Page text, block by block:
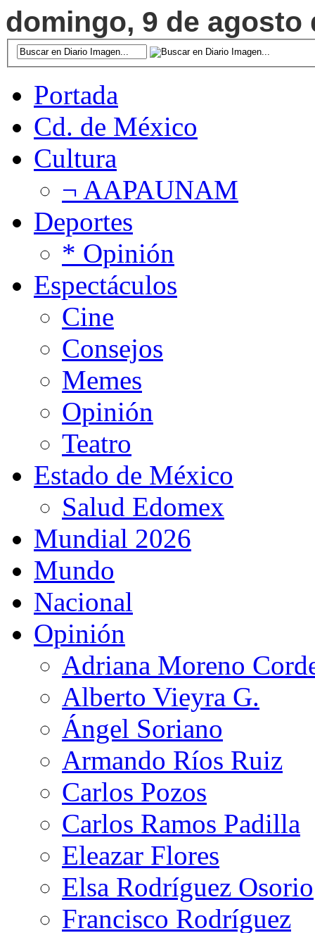
domingo, 9 de agosto
Portada
Cd. de México
Cultura
¬ AAPAUNAM
Deportes
* Opinión
Espectáculos
Cine
Consejos
Memes
Opinión
Teatro
Estado de México
Salud Edomex
Mundial 2026
Mundo
Nacional
Opinión
Adriana Moreno
Alberto Vieyra G.
Ángel Soriano
Armando Ríos Ruiz
Carlos Pozos
Carlos Ramos Padilla
Eleazar Flores
Elsa Rodríguez Osorio
Francisco Rodríguez